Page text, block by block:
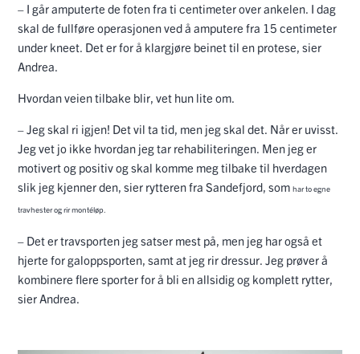
– I går amputerte de foten fra ti centimeter over ankelen. I dag
skal de fullføre operasjonen ved å amputere fra 15 centimeter
under kneet. Det er for å klargjøre beinet til en protese, sier
Andrea.
Hvordan veien tilbake blir, vet hun lite om.
– Jeg skal ri igjen! Det vil ta tid, men jeg skal det. Når er uvisst.
Jeg vet jo ikke hvordan jeg tar rehabiliteringen. Men jeg er
motivert og positiv og skal komme meg tilbake til hverdagen
slik jeg kjenner den, sier rytteren fra Sandefjord, som har to egne
travhester og rir montéløp.
– Det er travsporten jeg satser mest på, men jeg har også et
hjerte for galoppsporten, samt at jeg rir dressur. Jeg prøver å
kombinere flere sporter for å bli en allsidig og komplett rytter,
sier Andrea.